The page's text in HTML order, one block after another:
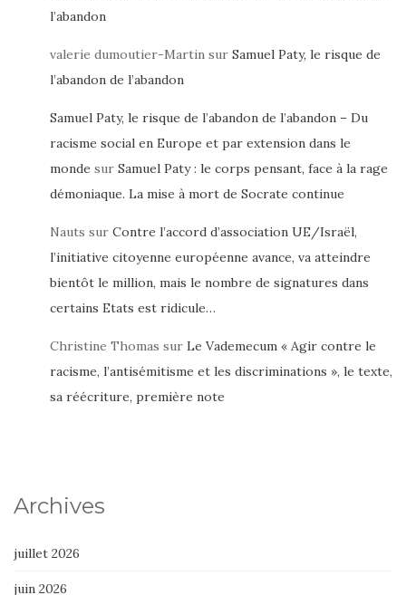
l’abandon
valerie dumoutier-Martin sur Samuel Paty, le risque de
l’abandon de l’abandon
Samuel Paty, le risque de l’abandon de l’abandon – Du
racisme social en Europe et par extension dans le
monde sur Samuel Paty : le corps pensant, face à la rage
démoniaque. La mise à mort de Socrate continue
Nauts sur Contre l’accord d’association UE/Israël,
l’initiative citoyenne européenne avance, va atteindre
bientôt le million, mais le nombre de signatures dans
certains Etats est ridicule…
Christine Thomas sur Le Vademecum « Agir contre le
racisme, l’antisémitisme et les discriminations », le texte,
sa réécriture, première note
Archives
juillet 2026
juin 2026